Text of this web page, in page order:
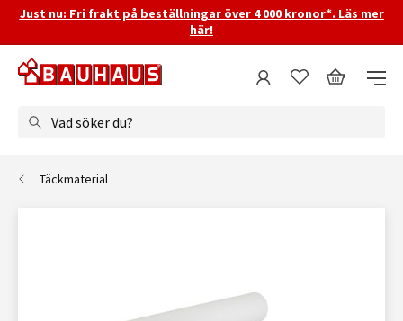
Just nu: Fri frakt på beställningar över 4 000 kronor*. Läs mer
här!
Vad söker du?
Täckmaterial